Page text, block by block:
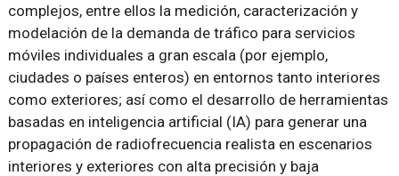
complejos, entre ellos la medición, caracterización y
modelación de la demanda de tráfico para servicios
móviles individuales a gran escala (por ejemplo,
ciudades o países enteros) en entornos tanto interiores
como exteriores; así como el desarrollo de herramientas
basadas en inteligencia artificial (IA) para generar una
propagación de radiofrecuencia realista en escenarios
interiores y exteriores con alta precisión y baja